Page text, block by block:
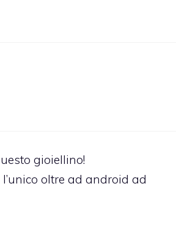
gioiellino!
oltre ad android ad